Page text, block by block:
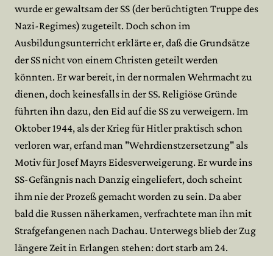
wurde er gewaltsam der SS (der berüchtigten Truppe des
Nazi-Regimes) zugeteilt. Doch schon im
Ausbildungsunterricht erklärte er, daß die Grundsätze
der SS nicht von einem Christen geteilt werden
könnten. Er war bereit, in der normalen Wehrmacht zu
dienen, doch keinesfalls in der SS. Religiöse Gründe
führten ihn dazu, den Eid auf die SS zu verweigern. Im
Oktober 1944, als der Krieg für Hitler praktisch schon
verloren war, erfand man "Wehrdienstzersetzung" als
Motiv für Josef Mayrs Eidesverweigerung. Er wurde ins
SS-Gefängnis nach Danzig eingeliefert, doch scheint
ihm nie der Prozeß gemacht worden zu sein. Da aber
bald die Russen näherkamen, verfrachtete man ihn mit
Strafgefangenen nach Dachau. Unterwegs blieb der Zug
längere Zeit in Erlangen stehen: dort starb am 24.